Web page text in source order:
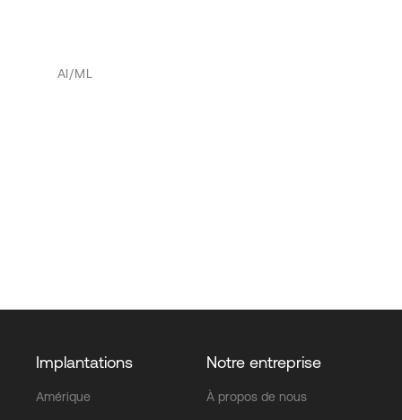
AI/ML
Implantations
Amérique
Notre entreprise
À propos de nous